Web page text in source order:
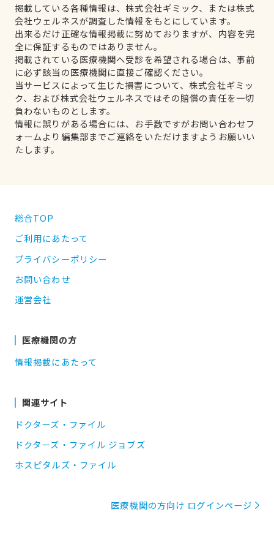
掲載している各種情報は、株式会社ギミック、または株式
会社ウェルネスが調査した情報をもとにしています。
出来るだけ正確な情報掲載に努めておりますが、内容を完
全に保証するものではありません。
掲載されている医療機関へ受診を希望される場合は、事前
に必ず該当の医療機関に直接ご確認ください。
当サービスによって生じた損害について、株式会社ギミッ
ク、および株式会社ウェルネスではその賠償の責任を一切
負わないものとします。
情報に誤りがある場合には、お手数ですがお問い合わせフ
ォームより編集部までご連絡をいただけますようお願いい
たします。
総合TOP
ご利用にあたって
プライバシーポリシー
お問い合わせ
運営会社
医療機関の方
情報掲載にあたって
関連サイト
ドクターズ・ファイル
ドクターズ・ファイル ジョブズ
ホスピタルズ・ファイル
医療機関の方向け ログインページ